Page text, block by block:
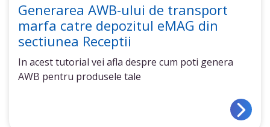
Generarea AWB-ului de transport
marfa catre depozitul eMAG din
sectiunea Receptii
In acest tutorial vei afla despre cum poti genera
AWB pentru produsele tale